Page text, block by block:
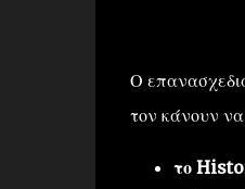
Ο
τον κάνουν να
το